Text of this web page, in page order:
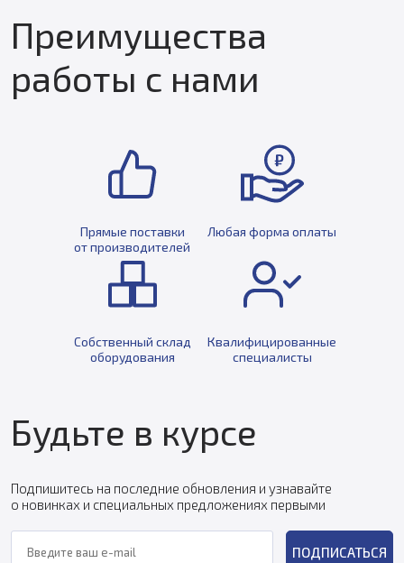
Преимущества
работы с нами
Прямые поставки
от производителей
Любая форма оплаты
Собственный склад
оборудования
Квалифицированные
специалисты
Будьте в курсе
Подпишитесь на последние обновления и узнавайте
о новинках и специальных предложениях первыми
ПОДПИСАТЬСЯ